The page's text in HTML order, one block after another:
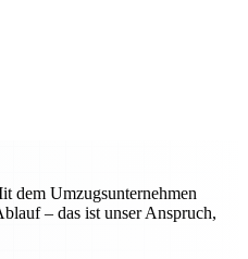
dem Umzugsunternehmen
– das ist unser Anspruch,